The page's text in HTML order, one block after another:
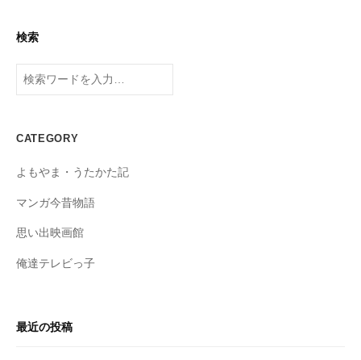
検索
検
索
CATEGORY
よもやま・うたかた記
マンガ今昔物語
思い出映画館
俺達テレビっ子
最近の投稿